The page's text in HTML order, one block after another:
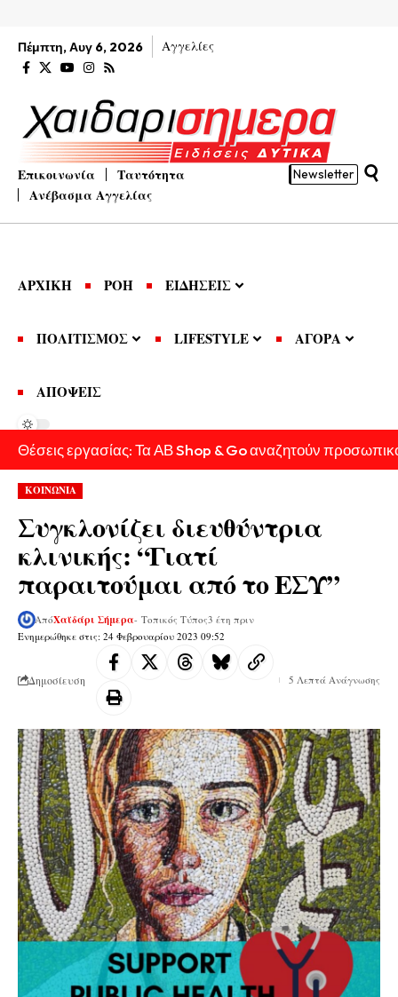
Πέμπτη, Αυγ 6, 2026 Αγγελίες
Επικοινωνία
Ταυτότητα
Ανέβασμα Αγγελίας
Newsletter
ΑΡΧΙΚΗ ΡΟΗ ΕΙΔΗΣΕΙΣ
ΠΟΛΙΤΙΣΜΟΣ LIFESTYLE ΑΓΟΡΑ
ΑΠΟΨΕΙΣ
Θέσεις εργασίας: Τα ΑΒ Shop & Go αναζητούν
ΚΟΙΝΩΝΙΑ
Συγκλονίζει διευθύντρια
κλινικής: “Γιατί
παραιτούμαι από το ΕΣΥ”
Ενημερώθηκε στις: 24 Φεβρουαρίου 2023 09:52
ΑπόΧαϊδάρι Σήμερα- Τοπικός Τύπος3 έτη πριν
Δημοσίευση 5 Λεπτά Ανάγνωσης